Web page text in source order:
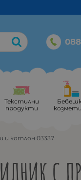
Текстилни
продукти
и котлон 03337
С